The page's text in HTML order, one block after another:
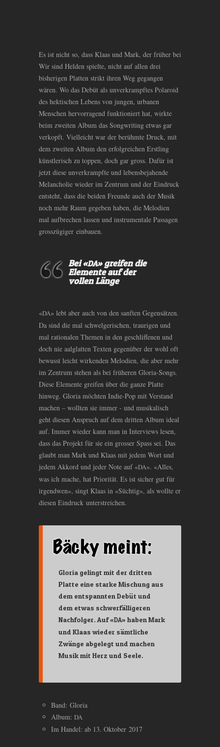
Es ist nicht so, dass Klaas und Mark, der früher bei
Wir sind Helden spielte, nicht auf allen drei
bisherigen Platten strikt ihren Weg gegangen
wären. Wo das Debüt als unverkrampftes Polaroid
des hektischen Lebens von jungen, urbanen
Menschen hervorragend funktioniert hat, wirkte
beim zweiten Album das Songwriting etwas gar
verkopft. Vielleicht war der berühmte Druck, mit
dem zweiten Album den erfolgreichen Erstling
künstlerisch zu toppen, doch gar gross. Dafür ist
jetzt diese unverkrampfte und lebensbejahende
Melancholie wieder im Zentrum und der Eindruck
entsteht, dass die beiden Freunde auch der Musik
noch mehr Raum gegeben haben, die Melodien
mal aufbrechen lassen und instrumentale Passagen
grosszügiger einbauen.
Bei «DA» greifen die
Elemente auf der
vollen Länge
«DA» lebt aber auch von den sanften Gegensätzen.
Da sind die mal schwelgerischen, traurigen und
mal rationalen Themen in den geschliffenen und
doch nie aalglatten Texten gegenüber der wohl oft
bewusst leicht wirkenden Melodien, die aber mehr
im Zentrum stehen als bei früheren Gloria-Songs.
Diese Elemente greifen über die ganze Platte
hinweg. Gloria möchten Indie-Pop mit Verstand
machen – wollten sie immer - und musikalisch
geht diesen Anspruch auf dem dritten Album ideal
auf. Immer wieder kann man in Interviews lesen,
dass das Projekt für sie ein grosser Spass sei. Das
glaubt man Mark und Klaas mit jedem Wort und
jedem Akkord und jeder Note auf «DA». «Alles,
was ich mache, hat Priorität. Es ist sicher gut für
irgendwen», singt Klaas in «Süchtig», als wollte er
diesen Eindruck unterstreichen.
Gloria gelingt mit der dritten
Platte eine starke Mischung aus
dem entspannten Debüt und
dem etwas schwerfälligeren
Nachfolger. Auf «DA» haben Mark
und Klaas wieder sämtliche
Zwänge abgelegt und machen
Musik mit Herz und Seele.
Band: Gloria
Album: DA
Im Handel: ab 13. Oktober 2017